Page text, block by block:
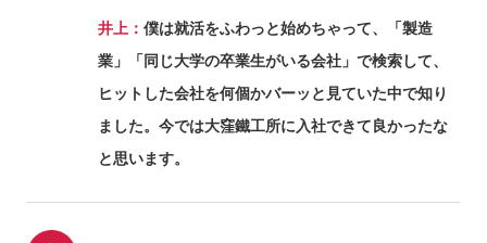
井上： 僕は就活をふわっと始めちゃって、「製造
業」「同じ大学の卒業生がいる会社」で検索して、
ヒットした会社を何個かバーッと見ていた中で知り
ました。今では大窪鐵工所に入社できて良かったな
と思います。